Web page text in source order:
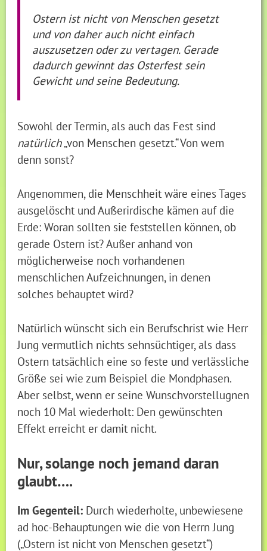
Ostern ist nicht von Menschen gesetzt
und von daher auch nicht einfach
auszusetzen oder zu vertagen. Gerade
dadurch gewinnt das Osterfest sein
Gewicht und seine Bedeutung.
Sowohl der Termin, als auch das Fest sind
natürlich„von Menschen gesetzt.“ Von wem
denn sonst?
Angenommen, die Menschheit wäre eines Tages
ausgelöscht und Außerirdische kämen auf die
Erde: Woran sollten sie feststellen können, ob
gerade Ostern ist? Außer anhand von
möglicherweise noch vorhandenen
menschlichen Aufzeichnungen, in denen
solches behauptet wird?
Natürlich wünscht sich ein Berufschrist wie Herr
Jung vermutlich nichts sehnsüchtiger, als dass
Ostern tatsächlich eine so feste und verlässliche
Größe sei wie zum Beispiel die Mondphasen.
Aber selbst, wenn er seine Wunschvorstellugnen
noch 10 Mal wiederholt: Den gewünschten
Effekt erreicht er damit nicht.
Nur, solange noch jemand daran
glaubt….
Im Gegenteil: Durch wiederholte, unbewiesene
ad hoc-Behauptungen wie die von Herrn Jung
(„Ostern ist nicht von Menschen gesetzt“)